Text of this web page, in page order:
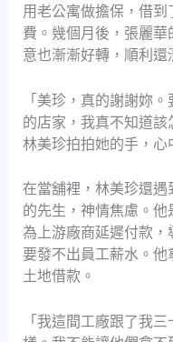
用老公寓做擔保，借
費。幾個月後，張麗
意也漸漸好轉，順利還
「美珍，真的謝謝妳
的店家，我真不知道該
林美珍拍拍她的手，心
在當舖裡，林美珍還
的先生，神情焦慮。
為上游廠商延遲付款
要發不出員工薪水。
土地借款。
「我這間工廠跟了我